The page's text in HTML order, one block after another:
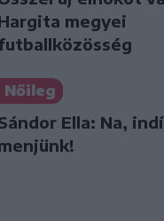
megyei
Nőileg
Ella: Na,